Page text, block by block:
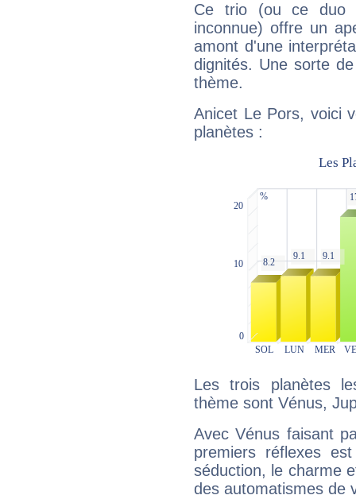
Ce trio (ou ce duo
inconnue) offre un
amont d'une
dignités. Une sorte
thème.
Anicet Le Pors, voici
planètes :
Les trois planètes
thème sont Vénus,
Avec Vénus faisant
premiers réflexes
séduction, le charme
des automatismes de